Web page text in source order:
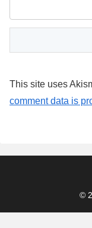
This site uses
comment data is
©